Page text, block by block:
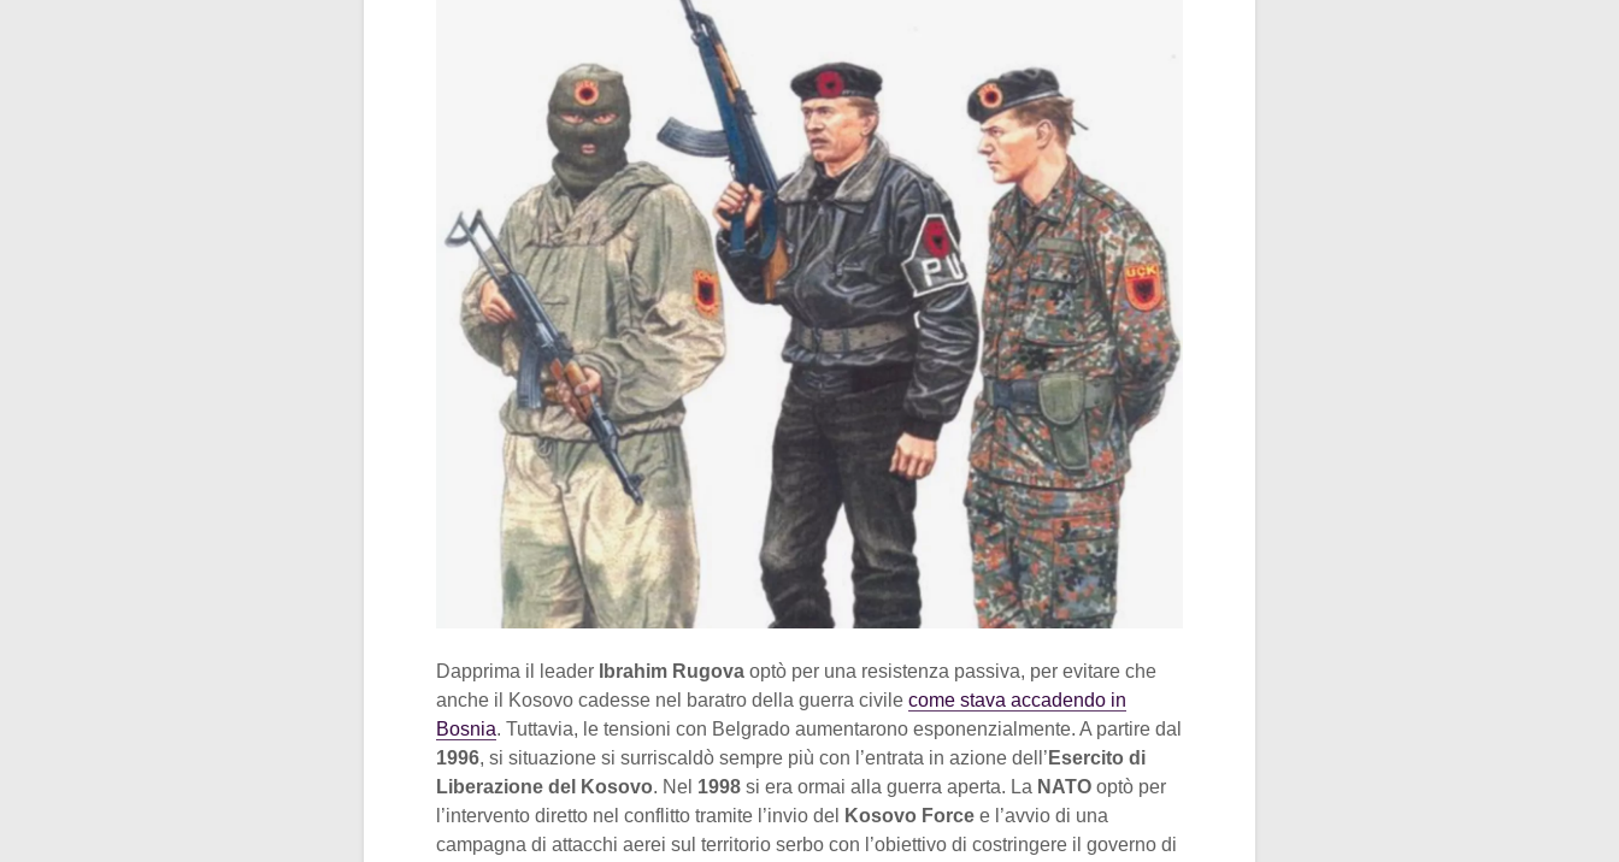
Dapprima il leader Ibrahim Rugova optò per una resistenza passiva, per evitare che
anche il Kosovo cadesse nel baratro della guerra civile come stava accadendo in
Bosnia. Tuttavia, le tensioni con Belgrado aumentarono esponenzialmente. A partire dal
1996, si situazione si surriscaldò sempre più con l’entrata in azione dell’ Esercito di
Liberazione del Kosovo. Nel 1998 si era ormai alla guerra aperta. La NATO optò per
l’intervento diretto nel conflitto tramite l’invio del
Kosovo Force e l’avvio di una
campagna di attacchi aerei sul territorio serbo con l’obiettivo di costringere il governo di